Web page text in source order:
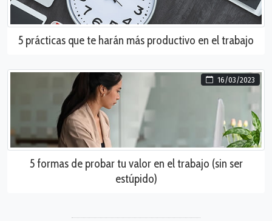
5 prácticas que te harán más productivo en el trabajo
16/03/2023
5 formas de probar tu valor en el trabajo (sin ser
estúpido)